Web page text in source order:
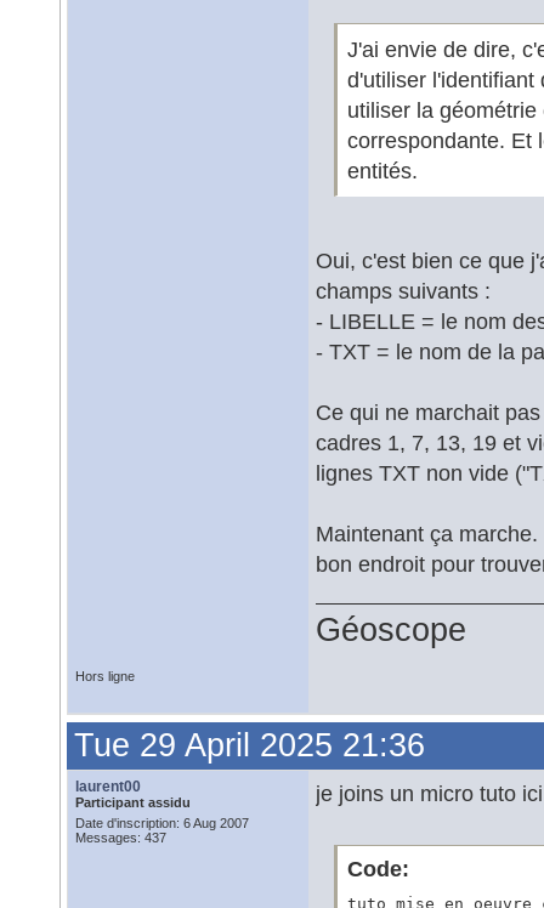
J'ai envie de dire,
d'utiliser l'identifiant
utiliser la
correspondante. Et
entités.
Oui, c'est bien ce que
champs suivants :
- LIBELLE = le nom
- TXT = le nom de la
Ce qui ne marchait
cadres 1, 7, 13, 19 et
lignes TXT non vide
Maintenant ça
bon endroit pour
Géoscope
Hors ligne
Tue 29 April 2025 21:36
laurent00
Participant assidu
Date d'inscription: 6 Aug 2007
Messages: 437
je joins un micro tuto ici
Code:
tuto mise en oeuvre